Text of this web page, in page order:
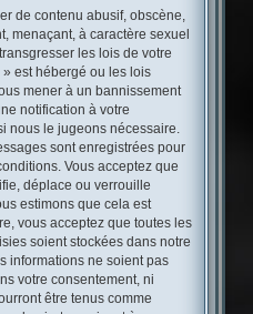
de contenu abusif, obscène,
menaçant, à caractère sexuel
les lois de votre
est hébergé ou les lois
mener à un bannissement
notification à votre
nous le jugeons nécessaire.
sont enregistrées pour
Vous acceptez que
déplace ou verrouille
estimons que cela est
vous acceptez que toutes les
soient stockées dans notre
informations ne soient pas
votre consentement, ni
être tenus comme